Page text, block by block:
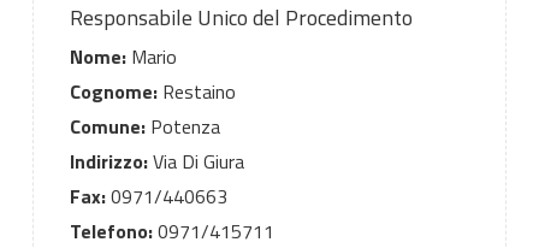
Responsabile Unico del Procedimento
Nome:Mario
Cognome:Restaino
Comune:Potenza
Indirizzo:Via Di Giura
Fax:0971/440663
Telefono:0971/415711